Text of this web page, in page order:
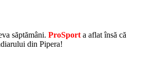
săptămâni. ProSport a aflat însă că
din Pipera!